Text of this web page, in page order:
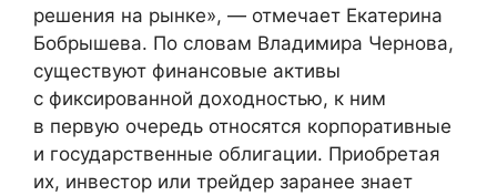
решения на рынке», — отмечает Екатерина
Бобрышева. По словам Владимира Чернова,
существуют финансовые активы
с фиксированной доходностью, к ним
в первую очередь относятся корпоративные
и государственные облигации. Приобретая
их, инвестор или трейдер заранее знает